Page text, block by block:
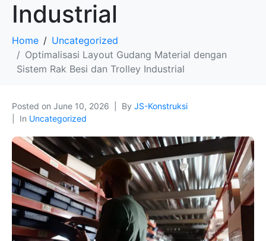
Industrial
Home
Uncategorized
Optimalisasi Layout Gudang Material dengan
Sistem Rak Besi dan Trolley Industrial
Posted on June 10, 2026 By JS-Konstruksi
In Uncategorized